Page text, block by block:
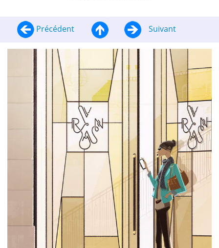
Précédent Suivant